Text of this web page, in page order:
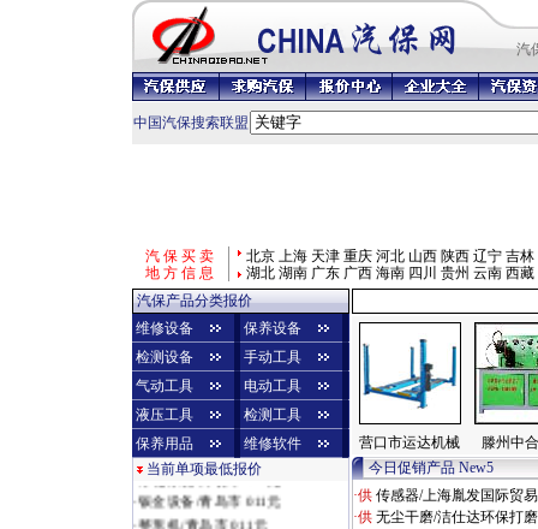
汽
中国汽保搜索联盟
汽 保 买 卖
地 方 信 息
北京 上海 天津 重庆 河北 山西 陕西 辽宁 吉林
湖北 湖南 广东 广西 海南 四川 贵州 云南 西藏
汽保产品分类报价
维修设备
保养设备
检测设备
手动工具
气动工具
电动工具
液压工具
检测工具
保养用品
维修软件
当前单项最低报价
·烤漆房/济南市 010元
·净化系统/廊坊市 011元
·钣金设备/青岛市 011元
整形机/青岛市 011元
营口市运达机械
滕州中
今日促销产品 New5
·供 传感器/上海胤发国际贸
·供 无尘干磨/洁仕达环保打